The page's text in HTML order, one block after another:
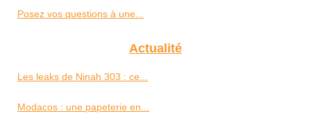
Posez vos questions à une...
Actualité
Les leaks de Ninah 303 : ce...
Modacos : une papeterie en...